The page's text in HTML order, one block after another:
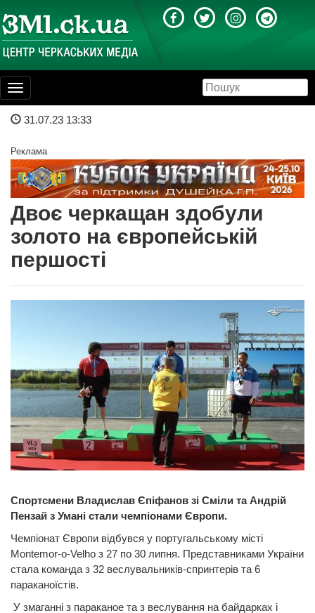
Toggle
navigation
31.07.23 13:33
Реклама
Двоє черкащан здобули
золото на європейській
першості
Спортсмени Владислав Єпіфанов зі Сміли та Андрій
Пензай з Умані стали чемпіонами Європи.
Чемпіонат Європи відбувся у португальському місті
Montemor-o-Velho з 27 по 30 липня. Представниками України
стала команда з 32 веслувальників-спринтерів та 6
параканоїстів.
У змаганні з параканое та з веслування на байдарках і